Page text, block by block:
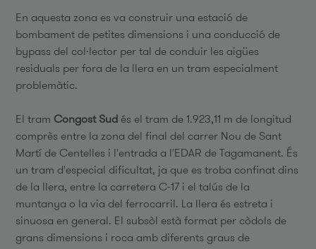
En aquesta zona es va construir una estació de
bombament de petites dimensions i una conducció de
bypass del col·lector per tal de conduir les aigües
residuals per fora de la llera en un tram especialment
problemàtic.
El tram Congost Sud és el tram de 1.923,11 m de longitud
comprès entre la zona del final del carrer Nou de Sant
Martí de Centelles i l'entrada a l'EDAR de Tagamanent. És
un tram d'especial dificultat, ja que es troba confinat dins
de la llera, entre la carretera C-17 i el talús de la
muntanya o la via del ferrocarril. La llera és estreta i
sinuosa en general. El subsòl està format per còdols de
grans dimensions i roca amb diferents graus de